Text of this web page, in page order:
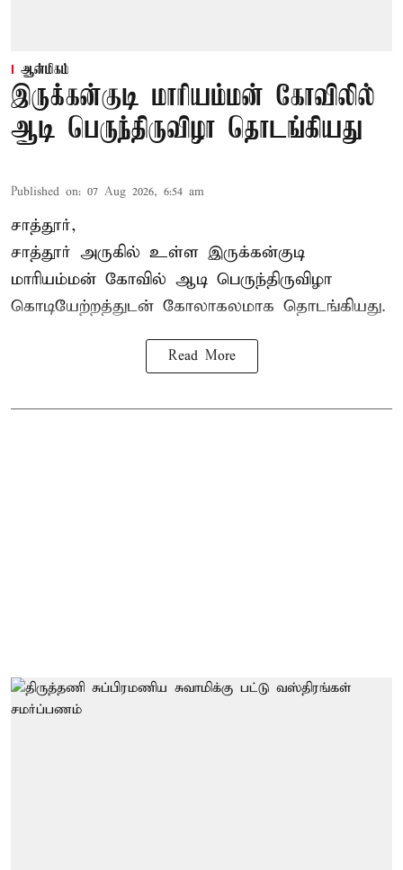
ஆன்மிகம்
இருக்கன்குடி மாரியம்மன் கோவிலில்
ஆடி பெருந்திருவிழா தொடங்கியது
Published on: 07 Aug 2026, 6:54 am
சாத்தூர்,
சாத்தூர் அருகில் உள்ள இருக்கன்குடி
மாரியம்மன் கோவில் ஆடி பெருந்திருவிழா
கொடியேற்றத்துடன் கோலாகலமாக தொடங்கியது.
Read More